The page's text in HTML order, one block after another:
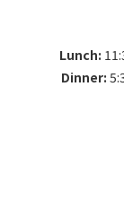
Lunch:
Dinner: